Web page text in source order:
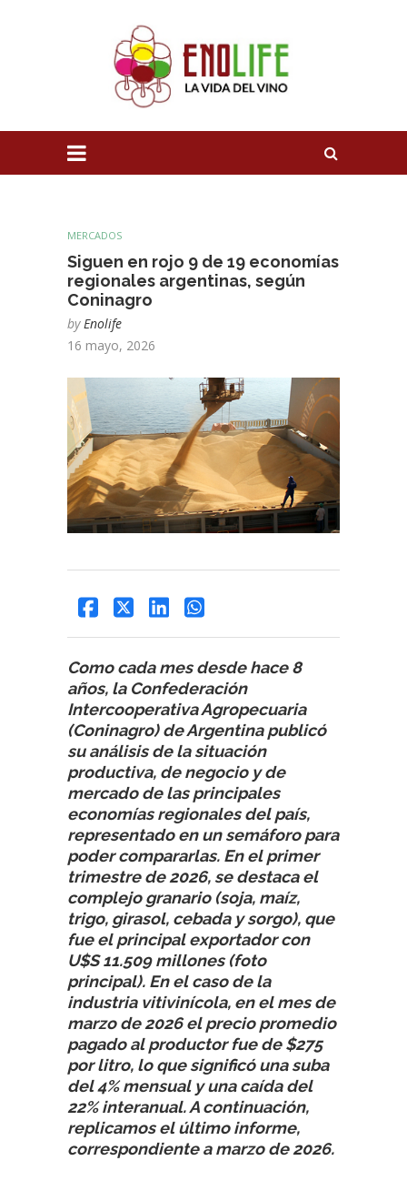
MERCADOS
Siguen en rojo 9 de 19 economías
regionales argentinas, según
Coninagro
by Enolife
16 mayo, 2026
Como cada mes desde hace 8
años, la Confederación
Intercooperativa Agropecuaria
(Coninagro) de Argentina publicó
su análisis de la situación
productiva, de negocio y de
mercado de las principales
economías regionales del país,
representado en un semáforo para
poder compararlas. En el primer
trimestre de 2026, se destaca el
complejo granario (soja, maíz,
trigo, girasol, cebada y sorgo), que
fue el principal exportador con
U$S 11.509 millones (foto
principal). En el caso de la
industria vitivinícola, en el mes de
marzo de 2026 el precio promedio
pagado al productor fue de $275
por litro, lo que significó una suba
del 4% mensual y una caída del
22% interanual. A continuación,
replicamos el último informe,
correspondiente a marzo de 2026.